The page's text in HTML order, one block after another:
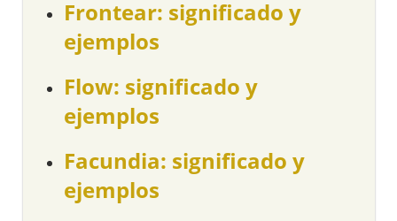
Frontear: significado y
ejemplos
Flow: significado y
ejemplos
Facundia: significado y
ejemplos